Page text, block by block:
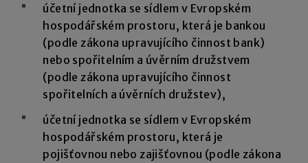
účetní jednotka se sídlem v Evropském
hospodářském prostoru, která je bankou
(podle zákona upravujícího činnost bank)
nebo spořitelním a úvěrním družstvem
(podle zákona upravujícího činnost
spořitelních a úvěrních družstev),
účetní jednotka se sídlem v Evropském
hospodářském prostoru, která je
pojišťovnou nebo zajišťovnou (podle zákona